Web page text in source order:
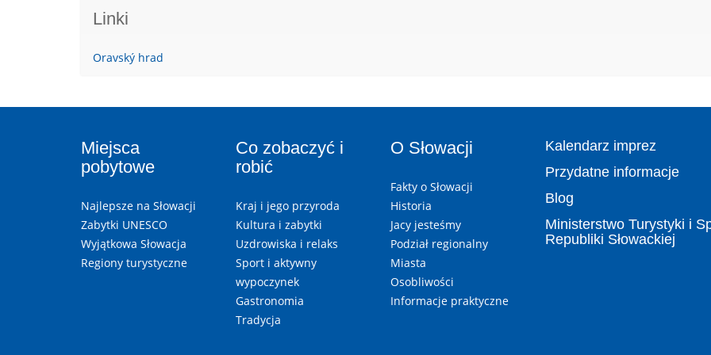
Linki
Oravský hrad
Miejsca
pobytowe
Najlepsze na Słowacji
Zabytki UNESCO
Wyjątkowa Słowacja
Regiony turystyczne
Co zobaczyć i
robić
Kraj i jego przyroda
Kultura i zabytki
Uzdrowiska i relaks
Sport i aktywny
wypoczynek
Gastronomia
Tradycja
O Słowacji
Fakty o Słowacji
Historia
Jacy jesteśmy
Podział regionalny
Miasta
Osobliwości
Informacje praktyczne
Kalendarz imprez
Przydatne informacje
Blog
Ministerstwo Turystyki i
Republiki Słowackiej